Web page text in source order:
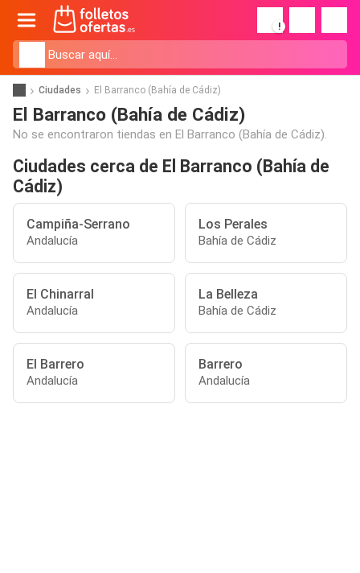
!
Ciudades El Barranco (Bahía de Cádiz)
El Barranco (Bahía de Cádiz)
No se encontraron tiendas en El Barranco (Bahía de Cádiz).
Ciudades cerca de El Barranco (Bahía de
Cádiz)
Campiña-Serrano
Andalucía
Los Perales
Bahía de Cádiz
El Chinarral
Andalucía
La Belleza
Bahía de Cádiz
El Barrero
Andalucía
Barrero
Andalucía